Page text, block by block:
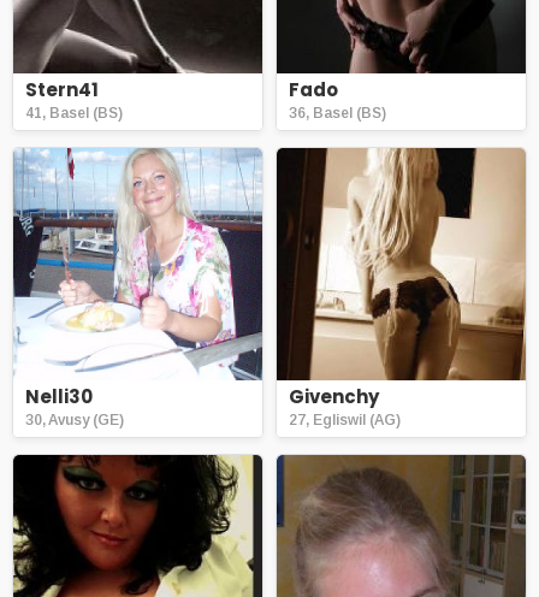
Stern41
41, Basel (BS)
Fado
36, Basel (BS)
Nelli30
30, Avusy (GE)
Givenchy
27, Egliswil (AG)